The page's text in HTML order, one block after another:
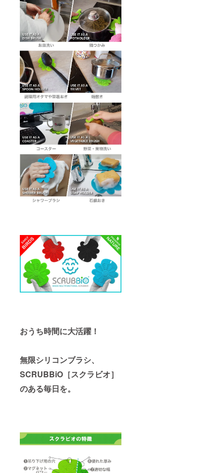
おうち時間に大活躍！
無限シリコンブラシ、
SCRUBBiO［スクラビオ］
のある毎日を。